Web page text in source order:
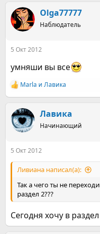
к
ц
и
Olga77777
Наблюдатель
5 Окт 2012
умняши вы все
Р
е
к
ц
и
Marla и Лавика
Лавика
Начинающий
5 Окт 2012
Ливиана написал(а):
Так а чего ты не
раздел 2???
Сегодня хочу в